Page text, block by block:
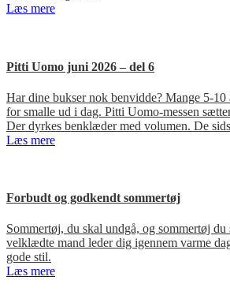
Læs mere
Pitti Uomo juni 2026 – del 6
Har dine bukser nok benvidde? Mange 5-10
for smalle ud i dag. Pitti Uomo-messen
Der dyrkes benklæder med volumen. De
Læs mere
Forbudt og godkendt sommertøj
Sommertøj, du skal undgå, og sommertøj
velklædte mand leder dig igennem varme
gode stil.
Læs mere